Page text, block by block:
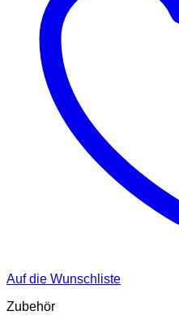
Auf die Wunschliste
Zubehör